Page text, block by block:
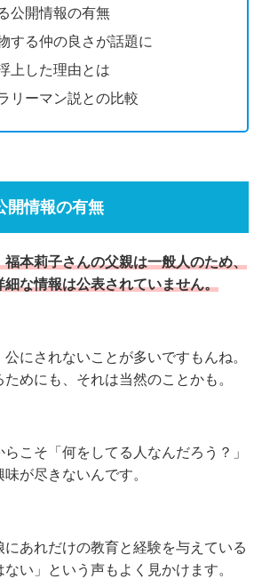
公開情報の有無
する仲の良さが話題に
上した理由とは
リーマン説との比較
開情報の有無
福本莉子さんの父親は一般人のため、
細な情報は公表されていません。
にされないことが多いですもんね。
めにも、それは当然のことかも。
こそ「何をしてる人なんだろう？」
が尽きないんです。
あれだけの教育と経験を与えている
い」という声もよく見かけます。